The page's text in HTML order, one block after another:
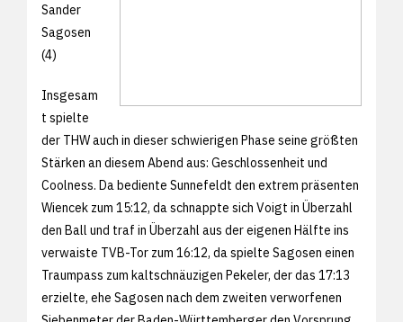
Sander
Sagosen
(4)
Insgesam
t spielte
der THW auch in dieser schwierigen Phase seine größten
Stärken an diesem Abend aus: Geschlossenheit und
Coolness. Da bediente Sunnefeldt den extrem präsenten
Wiencek zum 15:12, da schnappte sich Voigt in Überzahl
den Ball und traf in Überzahl aus der eigenen Hälfte ins
verwaiste TVB-Tor zum 16:12, da spielte Sagosen einen
Traumpass zum kaltschnäuzigen Pekeler, der das 17:13
erzielte, ehe Sagosen nach dem zweiten verworfenen